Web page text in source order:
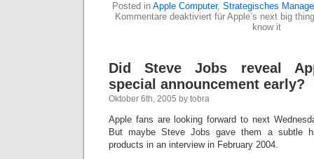
Posted in Apple Computer, Strategisches
Kommentare deaktiviertfür Apple’s next big
know it
Did Steve Jobs reveal
special announcement early?
Oktober 6th, 2005 by tobra
Apple fans are looking forward to next
But maybe Steve Jobs gave them a subtle
products in an interview in February 2004.